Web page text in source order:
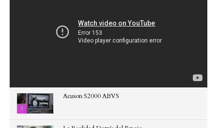
1
Acuson S2000 ABVS